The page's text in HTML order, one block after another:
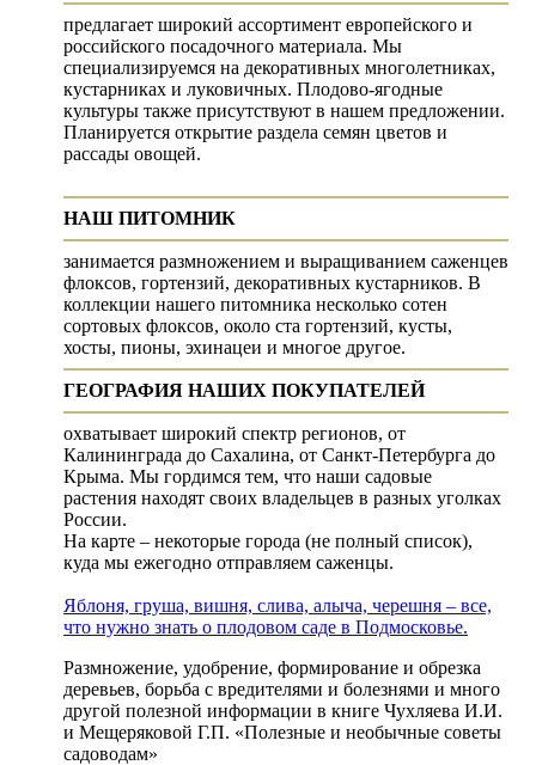
предлагает широкий ассортимент европейского и
российского посадочного материала. Мы
специализируемся на декоративных многолетниках,
кустарниках и луковичных. Плодово-ягодные
культуры также присутствуют в нашем предложении.
Планируется открытие раздела семян цветов и
рассады овощей.
НАШ ПИТОМНИК
занимается размножением и выращиванием саженцев
флоксов, гортензий, декоративных кустарников. В
коллекции нашего питомника несколько сотен
сортовых флоксов, около ста гортензий, кусты,
хосты, пионы, эхинацеи и многое другое.
ГЕОГРАФИЯ НАШИХ ПОКУПАТЕЛЕЙ
охватывает широкий спектр регионов, от
Калининграда до Сахалина, от Санкт-Петербурга до
Крыма. Мы гордимся тем, что наши садовые
растения находят своих владельцев в разных уголках
России.
На карте – некоторые города (не полный список),
куда мы ежегодно отправляем саженцы.
Яблоня, груша, вишня, слива, алыча, черешня – все,
что нужно знать о плодовом саде в Подмосковье.
Размножение, удобрение, формирование и обрезка
деревьев, борьба с вредителями и болезнями и много
другой полезной информации в книге Чухляева И.И.
и Мещеряковой Г.П. «Полезные и необычные советы
садоводам»